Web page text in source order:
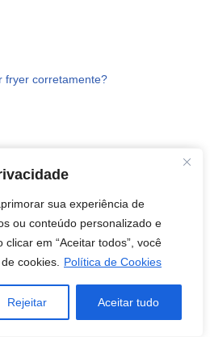
sua experiência de
ou conteúdo personalizado e
em “Aceitar todos”, você
cookies.
Política de Cookies
Rejeitar Aceitar tudo
fryer corretamente?
para descongelar lasanha
Walita digital é boa: lista de prós e
×
de desconto para você